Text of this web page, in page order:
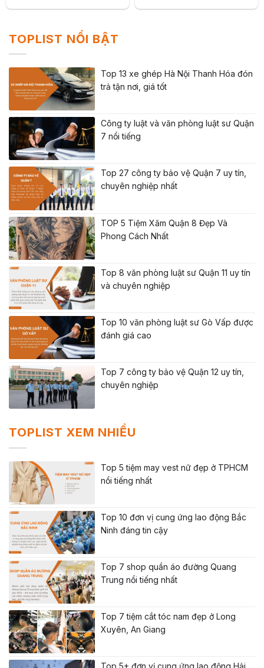
TOPLIST NỔI BẬT
Top 13 xe ghép Hà Nội Thanh Hóa đón
trả tận nơi, giá tốt
Công ty luật và văn phòng luật sư Quận
7 nổi tiếng
Top 27 công ty bảo vệ Quận 7 uy tín,
chuyên nghiệp nhất
TOP 5 Tiệm Xăm Quận 8 Đẹp Và
Phong Cách Nhất
Top 8 văn phòng luật sư Quận 11 uy tín
và chuyên nghiệp
Top 10 văn phòng luật sư Gò Vấp được
đánh giá cao
Top 7 công ty bảo vệ Quận 12 uy tín,
chuyên nghiệp
TOPLIST XEM NHIỀU
Top 5 tiệm may vest nữ đẹp ở TPHCM
nổi tiếng nhất
Top 10 đơn vị cung ứng lao động Bắc
Ninh đáng tin cậy
Top 7 shop quần áo đường Quang
Trung nổi tiếng nhất
Top 7 tiệm cắt tóc nam đẹp ở Long
Xuyên, An Giang